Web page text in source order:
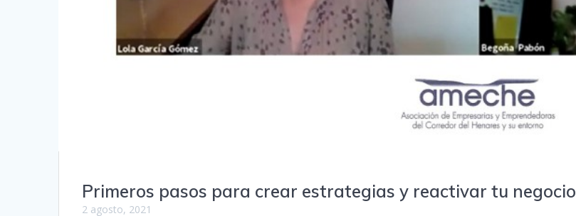
Primeros pasos para crear estrategias y reactivar tu negocio
2 agosto, 2021